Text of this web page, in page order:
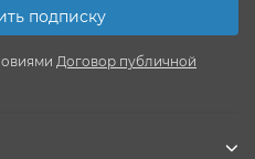
подписку
Договор публичной